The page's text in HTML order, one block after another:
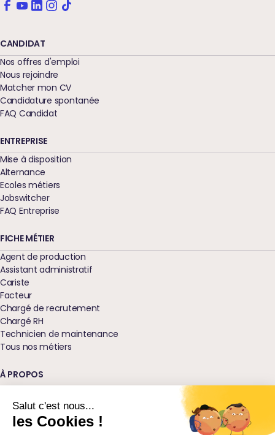
Salut c'est nous...
les Cookies !
CANDIDAT
Nos offres d'emploi
Nous rejoindre
Matcher mon CV
Candidature spontanée
FAQ Candidat
ENTREPRISE
Mise à disposition
Alternance
Ecoles métiers
Jobswitcher
FAQ Entreprise
FICHE MÉTIER
Agent de production
Assistant administratif
Cariste
Facteur
Chargé de recrutement
Chargé RH
Technicien de maintenance
Tous nos métiers
À PROPOS
Nos agences
Blog